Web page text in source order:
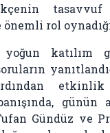
rol
katılım
günün
Gündüz ve